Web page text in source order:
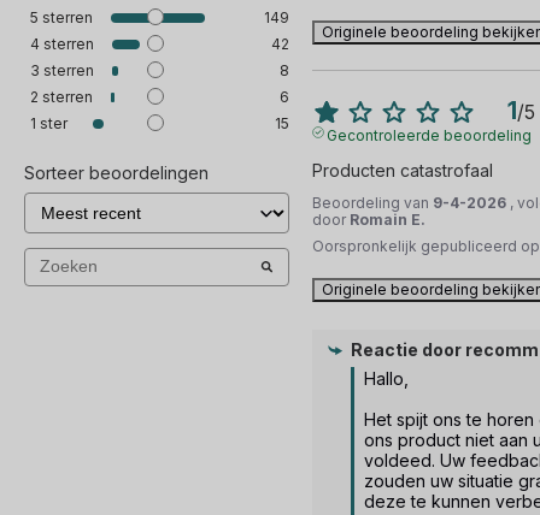
5 sterren
149
4 sterren
42
3 sterren
8
2 sterren
6
1 ster 15
Sorteer beoordelingen
Originele beoordeling
1/5
Gecontroleerde beoordeling
Producten catastrofaal
Beoordeling van 9-4-2026 ,
door Romain E.
Oorspronkelijk gepubliceerd
Originele beoordeling
Reactie door
Hallo,
Het spijt ons te
ons product niet aan
voldeed. Uw
zouden uw situatie
deze te kunnen